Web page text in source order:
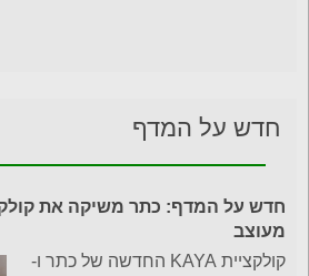
חדש על המדף
מעוצב
קולקציית KAYA החדשה של כתר ו-